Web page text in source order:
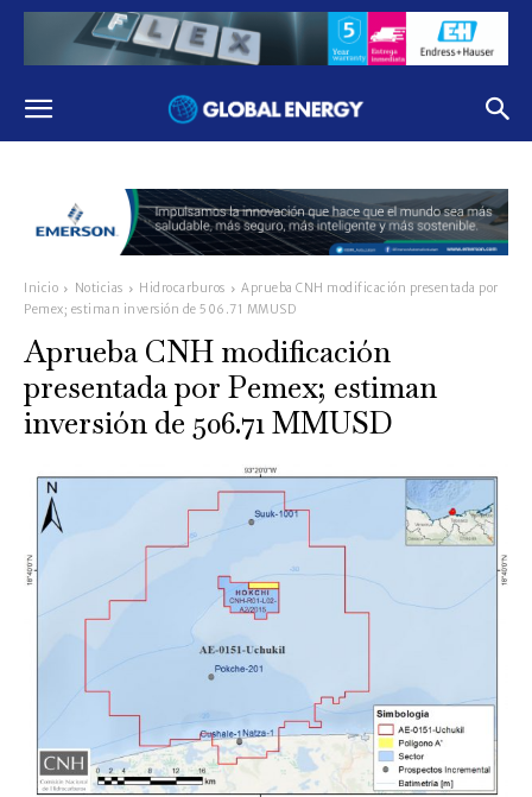
Inicio Noticias Hidrocarburos
Aprueba CNH modificación presentada por
Pemex; estiman inversión de 506.71 MMUSD
Aprueba CNH modificación
presentada por Pemex; estiman
inversión de 506.71 MMUSD